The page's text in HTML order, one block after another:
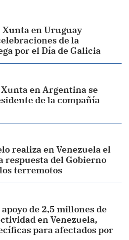
Xunta en Uruguay
de la
por el Día de Galicia
en Argentina se
de la compañía
realiza en Venezuela el
respuesta del Gobierno
terremotos
de 2,5 millones de
en Venezuela,
para afectados por